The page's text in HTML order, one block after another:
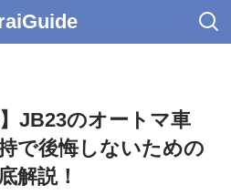
】JB23のオートマ車
で後悔しないための
解説！